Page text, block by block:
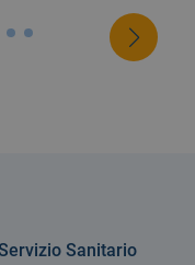
Sanitario